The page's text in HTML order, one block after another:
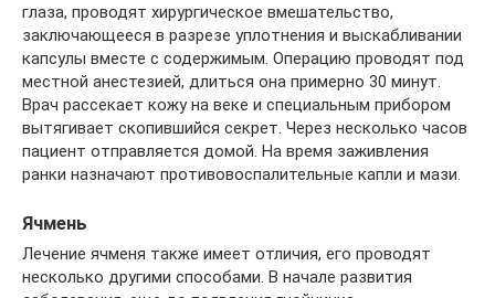
глаза, проводят хирургическое вмешательство,
заключающееся в разрезе уплотнения и выскабливании
капсулы вместе с содержимым. Операцию проводят под
местной анестезией, длиться она примерно 30 минут.
Врач рассекает кожу на веке и специальным прибором
вытягивает скопившийся секрет. Через несколько часов
пациент отправляется домой. На время заживления
ранки назначают противовоспалительные капли и мази.
Ячмень
Лечение ячменя также имеет отличия, его проводят
несколько другими способами. В начале развития